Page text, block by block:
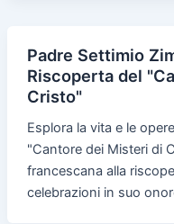
Padre Settimio
Riscoperta del
Cristo"
Esplora la vita e le
"Cantore dei Misteri di
francescana alla
celebrazioni in suo